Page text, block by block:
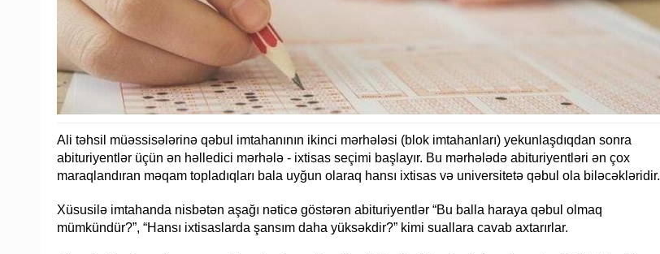
Ali təhsil müəssisələrinə qəbul imtahanının ikinci mərhələsi (blok imtahanları) yekunlaşdıqdan sonra
abituriyentlər üçün ən həlledici mərhələ - ixtisas seçimi başlayır. Bu mərhələdə abituriyentləri ən çox
maraqlandıran məqam topladıqları bala uyğun olaraq hansı ixtisas və universitetə qəbul ola biləcəkləridir.
Xüsusilə imtahanda nisbətən aşağı nəticə göstərən abituriyentlər “Bu balla haraya qəbul olmaq
mümkündür?”, “Hansı ixtisaslarda şansım daha yüksəkdir?” kimi suallara cavab axtarırlar.